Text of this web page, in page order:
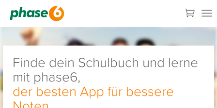
Finde dein Schulbuch und lerne
mit phase6,
der besten App für bessere